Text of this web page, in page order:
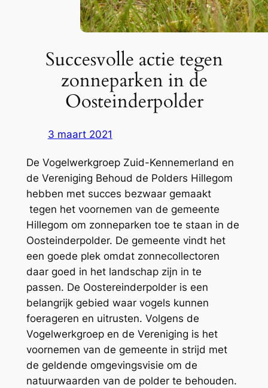
Succesvolle actie tegen
zonneparken in de
Oosteinderpolder
3 maart 2021
De Vogelwerkgroep Zuid-Kennemerland en
de Vereniging Behoud de Polders Hillegom
hebben met succes bezwaar gemaakt
tegen het voornemen van de gemeente
Hillegom om zonneparken toe te staan in de
Oosteinderpolder. De gemeente vindt het
een goede plek omdat zonnecollectoren
daar goed in het landschap zijn in te
passen. De Oostereinderpolder is een
belangrijk gebied waar vogels kunnen
foerageren en uitrusten. Volgens de
Vogelwerkgroep en de Vereniging is het
voornemen van de gemeente in strijd met
de geldende omgevingsvisie om de
natuurwaarden van de polder te behouden.